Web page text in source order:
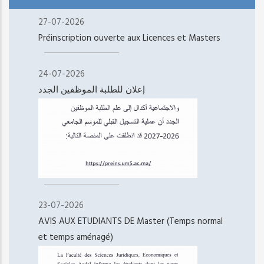
27-07-2026
Préinscription ouverte aux Licences et Masters
24-07-2026
إعلان للطلبة الموظفين الجدد
23-07-2026
AVIS AUX ETUDIANTS DE Master (Temps normal
et temps aménagé)